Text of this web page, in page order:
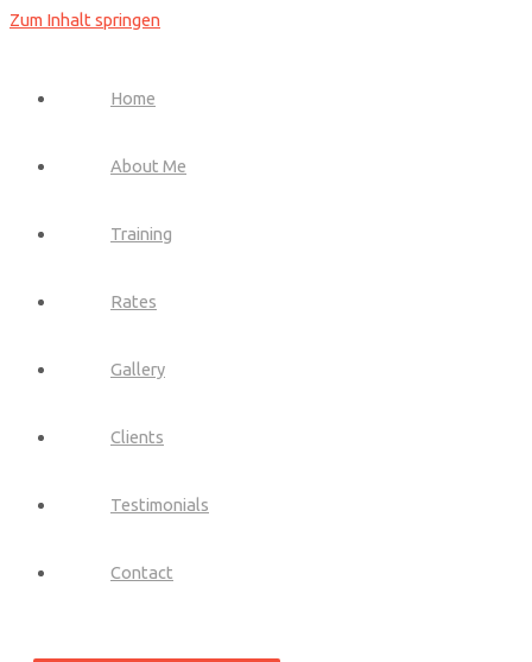
Zum Inhalt springen
Home
About Me
Training
Rates
Gallery
Clients
Testimonials
Contact